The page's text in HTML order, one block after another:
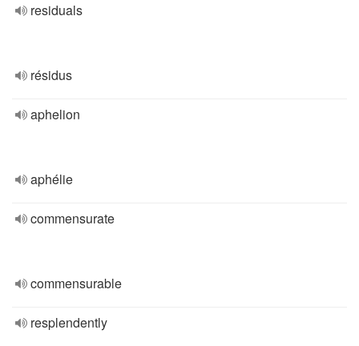
residuals
résidus
aphelion
aphélie
commensurate
commensurable
resplendently